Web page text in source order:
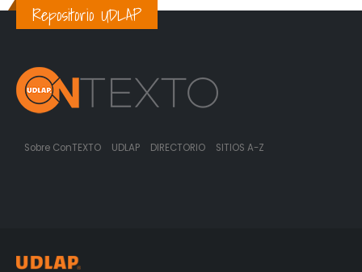
Repositorio UDLAP
Sobre ConTEXTO UDLAP DIRECTORIO SITIOS A-Z